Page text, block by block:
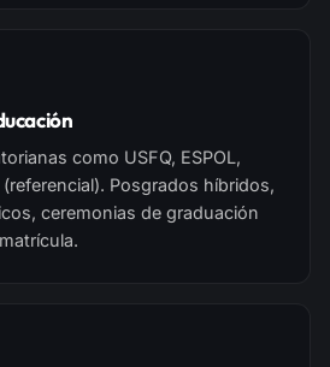
como USFQ, ESPOL,
(referencial). Posgrados híbridos,
ceremonias de graduación